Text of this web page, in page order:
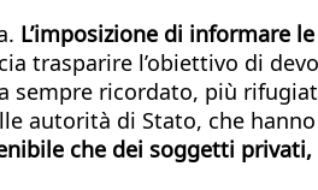
L’imposizione di informare
trasparire l’obiettivo di
sempre ricordato, più
autorità di Stato, che
che dei soggetti